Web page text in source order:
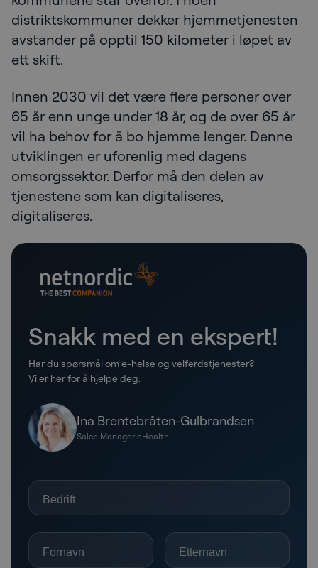
distriktskommuner dekker hjemmetjenesten
avstander på opptil 150 kilometer i løpet av
ett skift.
Innen 2030 vil det være flere personer over
65 år enn unge under 18 år, og de over 65 år
vil ha behov for å bo hjemme lenger. Denne
utviklingen er uforenlig med dagens
omsorgssektor. Derfor må den delen av
tjenestene som kan digitaliseres,
digitaliseres.
Snakk med en ekspert!
Har du spørsmål om e-helse og velferdstjenester?
Vi er her for å hjelpe deg.
Ina Brentebråten-Gulbrandsen
Sales Manager eHealth